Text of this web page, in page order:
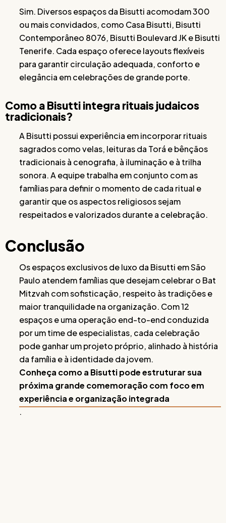
Sim. Diversos espaços da Bisutti acomodam 300
ou mais convidados, como Casa Bisutti, Bisutti
Contemporâneo 8076, Bisutti Boulevard JK e Bisutti
Tenerife. Cada espaço oferece layouts flexíveis
para garantir circulação adequada, conforto e
elegância em celebrações de grande porte.
Como a Bisutti integra rituais judaicos
tradicionais?
A Bisutti possui experiência em incorporar rituais
sagrados como velas, leituras da Torá e bênçãos
tradicionais à cenografia, à iluminação e à trilha
sonora. A equipe trabalha em conjunto com as
famílias para definir o momento de cada ritual e
garantir que os aspectos religiosos sejam
respeitados e valorizados durante a celebração.
Conclusão
Os espaços exclusivos de luxo da Bisutti em São
Paulo atendem famílias que desejam celebrar o Bat
Mitzvah com sofisticação, respeito às tradições e
maior tranquilidade na organização. Com 12
espaços e uma operação end-to-end conduzida
por um time de especialistas, cada celebração
pode ganhar um projeto próprio, alinhado à história
da família e à identidade da jovem.
Conheça como a Bisutti pode estruturar sua
próxima grande comemoração com foco em
experiência e organização integrada
.